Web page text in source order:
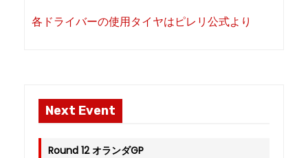
各ドライバーの使用タイヤはピレリ公式より
Next Event
Round 12 オランダGP